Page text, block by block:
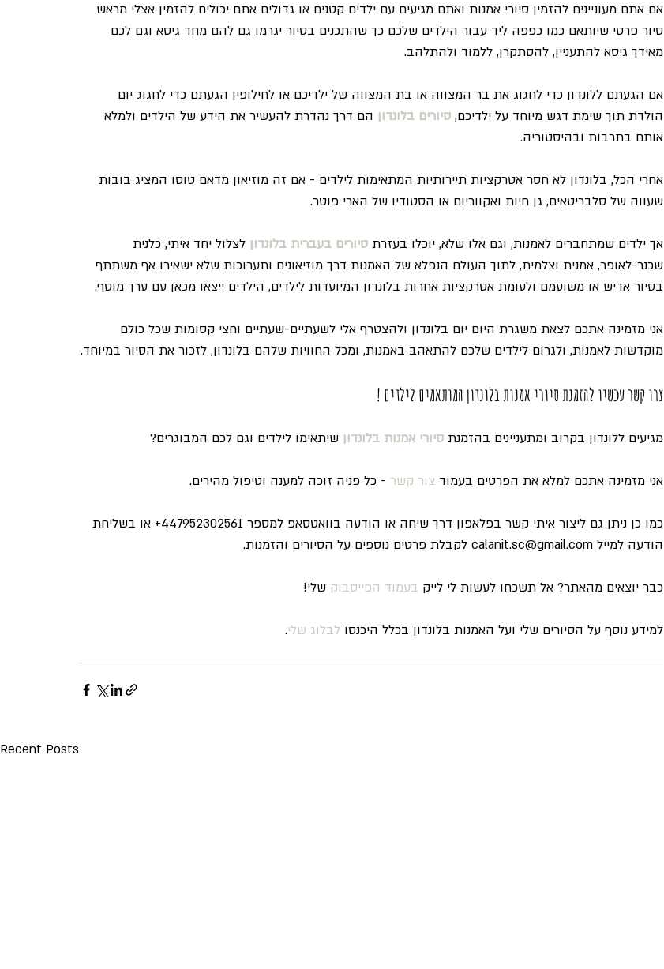
אם אתם מעוניינים להזמין סיורי אמנות ואתם מגיעים עם ילדים קטנים או גדולים אתם יכולים להזמין אצלי מראש
סיור פרטי שיותאם כמו כפפה ליד עבור הילדים שלכם כך שהתכנים בסיור יגרמו גם להם מחד גיסא וגם לכם
מאידך גיסא להתעניין, להסתקרן, ללמוד ולהתלהב.
אם הגעתם ללונדון כדי לחגוג את בר המצווה או בת המצווה של ילדיכם או לחילופין הגעתם כדי לחגוג יום
הולדת תוך שימת דגש מיוחד על ילדיכם, סיורים בלונדון הם דרך נהדרת להעשיר את הידע של הילדים ולמלא
אותם בתרבות ובהיסטוריה.
אחרי הכל, בלונדון לא חסר אטרקציות תיירותיות המתאימות לילדים - אם זה מוזיאון מדאם טוסו המציג בובות
שעווה של סלבריטאים, גן חיות ואקווריום או הסטודיו של הארי פוטר.
אך ילדים שמתחברים לאמנות, וגם אלו שלא, יוכלו בעזרת סיורים בעברית בלונדון לצלול יחד איתי, כלנית
שכנר-לאופר, אמנית וצלמית, לתוך העולם הנפלא של האמנות דרך מוזיאונים ותערוכות שלא ישאירו אף משתתף
בסיור אדיש או משועמם ולעומת אטרקציות אחרות בלונדון המיועדות לילדים, הילדים ייצאו מכאן עם ערך מוסף.
אני מזמינה אתכם לצאת משגרת היום יום בלונדון ולהצטרף אלי לשעתיים-שעתיים וחצי קסומות שכל כולם
מוקדשות לאמנות, ולגרום לילדים שלכם להתאהב באמנות, ומכל החוויות שלהם בלונדון, לזכור את הסיור במיוחד.
צרו קשר עכשיו להזמנת סיורי אמנות בלונדון המותאמים לילדים !
מגיעים ללונדון בקרוב ומתעניינים בהזמנת סיורי אמנות בלונדון שיתאימו לילדים וגם לכם המבוגרים?
אני מזמינה אתכם למלא את הפרטים בעמוד צור קשר - כל פניה זוכה למענה וטיפול מהירים.
כמו כן ניתן גם ליצור איתי קשר בפלאפון דרך שיחה או הודעה בוואטסאפ למספר 447952302561+ או בשליחת
הודעה למייל calanit.sc@gmail.com לקבלת פרטים נוספים על הסיורים והזמנות.
כבר יוצאים מהאתר? אל תשכחו לעשות לי לייק בעמוד הפייסבוק שלי!
למידע נוסף על הסיורים שלי ועל האמנות בלונדון בכלל היכנסו לבלוג שלי.
Recent Posts